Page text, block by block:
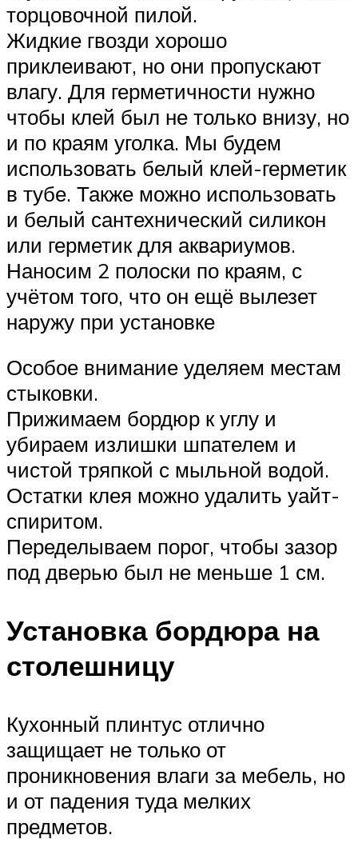
торцовочной пилой.
Жидкие гвозди хорошо
приклеивают, но они пропускают
влагу. Для герметичности нужно
чтобы клей был не только внизу, но
и по краям уголка. Мы будем
использовать белый клей-герметик
в тубе. Также можно использовать
и белый сантехнический силикон
или герметик для аквариумов.
Наносим 2 полоски по краям, с
учётом того, что он ещё вылезет
наружу при установке
Особое внимание уделяем местам
стыковки.
Прижимаем бордюр к углу и
убираем излишки шпателем и
чистой тряпкой с мыльной водой.
Остатки клея можно удалить уайт-
спиритом.
Переделываем порог, чтобы зазор
под дверью был не меньше 1 см.
Установка бордюра на
столешницу
Кухонный плинтус отлично
защищает не только от
проникновения влаги за мебель, но
и от падения туда мелких
предметов.